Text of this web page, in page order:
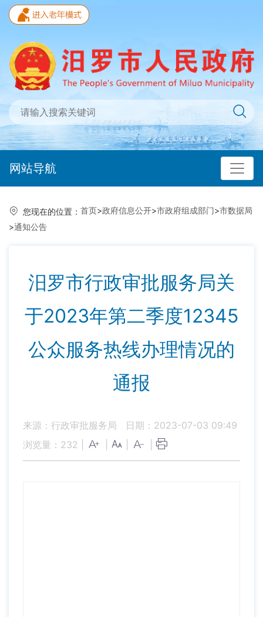
网站导航
您现在的位置： 首页>政府信息公开>市政府组成部门>市数据局
>通知公告
汨罗市行政审批服务局关
于2023年第二季度12345
公众服务热线办理情况的
通报
来源：行政审批服务局
日期：2023-07-03 09:49
浏览量： 232